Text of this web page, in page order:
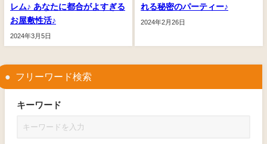
レム♪ あなたに都合がよすぎる
お屋敷性活♪
2024年3月5日
れる秘密のパーティー♪
2024年2月26日
フリーワード検索
キーワード